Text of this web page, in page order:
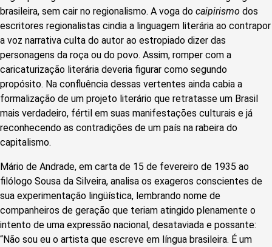
brasileira, sem cair no regionalismo. A voga do caipirismo dos
escritores regionalistas cindia a linguagem literária ao contrapor
a voz narrativa culta do autor ao estropiado dizer das
personagens da roça ou do povo. Assim, romper com a
caricaturização literária deveria figurar como segundo
propósito. Na confluência dessas vertentes ainda cabia a
formalização de um projeto literário que retratasse um Brasil
mais verdadeiro, fértil em suas manifestações culturais e já
reconhecendo as contradições de um país na rabeira do
capitalismo.
Mário de Andrade, em carta de 15 de fevereiro de 1935 ao
filólogo Sousa da Silveira, analisa os exageros conscientes de
sua experimentação lingüística, lembrando nome de
companheiros de geração que teriam atingido plenamente o
intento de uma expressão nacional, desataviada e possante:
“Não sou eu o artista que escreve em língua brasileira. É um